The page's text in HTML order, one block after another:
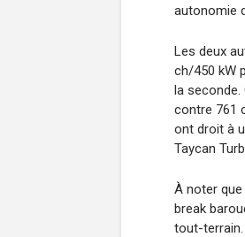
autonomie
Les deux
ch/450 kW
la seconde.
contre 761
ont droit à
Taycan
À noter
break
tout-terrain.